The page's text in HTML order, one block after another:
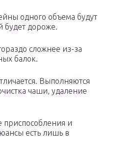
одного объема будут
будет дороже.
сложнее из-за
балок.
Выполняются
чаши, удаление
приспособления и
есть лишь в